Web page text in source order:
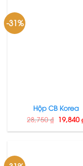
-31%
Hộp CB Korea
28,750₫ 19,840